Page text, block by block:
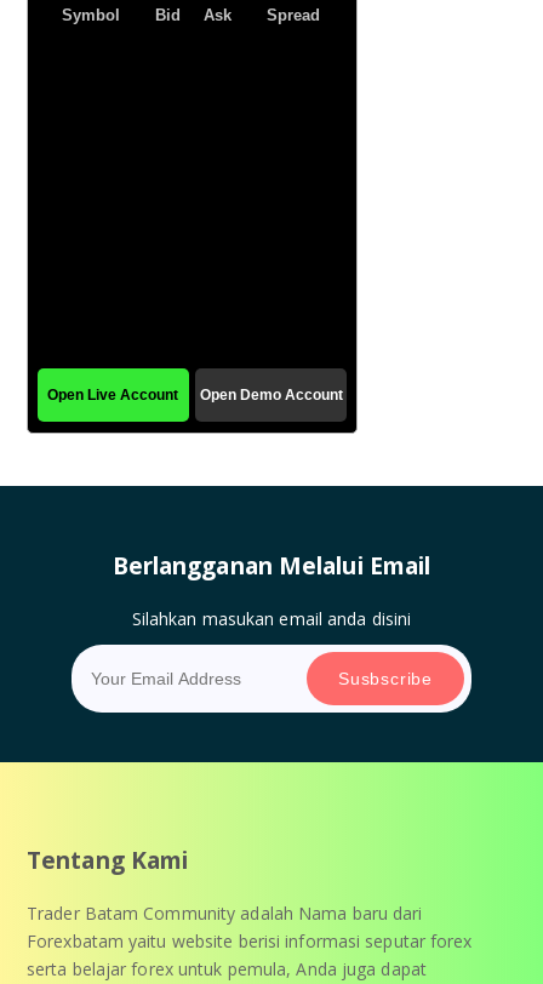
Berlangganan Melalui Email
Silahkan masukan email anda disini
Tentang Kami
Trader Batam Community adalah Nama baru dari
Forexbatam yaitu website berisi informasi seputar forex
serta belajar forex untuk pemula, Anda juga dapat